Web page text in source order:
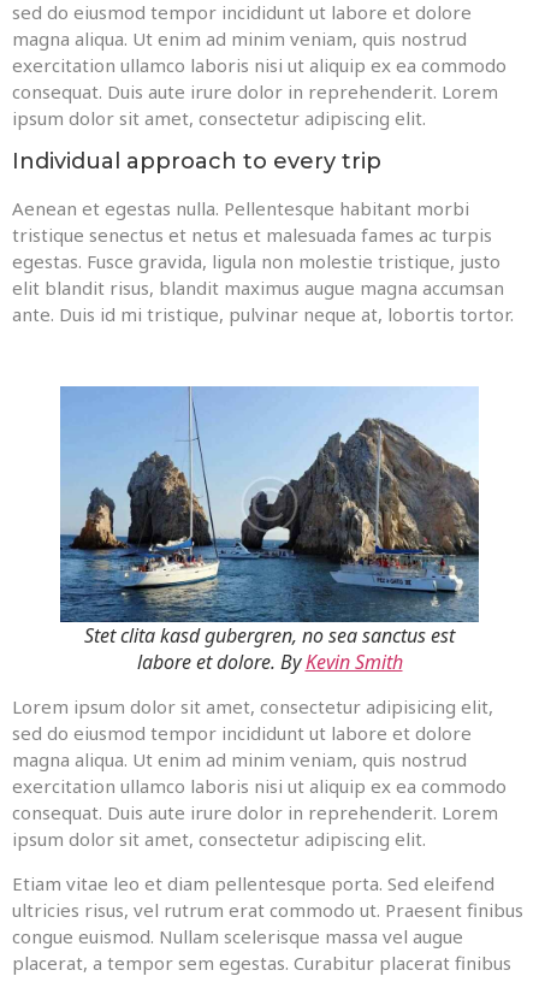
sed do eiusmod tempor incididunt ut labore et dolore
magna aliqua. Ut enim ad minim veniam, quis nostrud
exercitation ullamco laboris nisi ut aliquip ex ea commodo
consequat. Duis aute irure dolor in reprehenderit. Lorem
ipsum dolor sit amet, consectetur adipiscing elit.
Individual approach to every trip
Aenean et egestas nulla. Pellentesque habitant morbi
tristique senectus et netus et malesuada fames ac turpis
egestas. Fusce gravida, ligula non molestie tristique, justo
elit blandit risus, blandit maximus augue magna accumsan
ante. Duis id mi tristique, pulvinar neque at, lobortis tortor.
Stet clita kasd gubergren, no sea sanctus est
labore et dolore. ByKevin Smith
Lorem ipsum dolor sit amet, consectetur adipisicing elit,
sed do eiusmod tempor incididunt ut labore et dolore
magna aliqua. Ut enim ad minim veniam, quis nostrud
exercitation ullamco laboris nisi ut aliquip ex ea commodo
consequat. Duis aute irure dolor in reprehenderit. Lorem
ipsum dolor sit amet, consectetur adipiscing elit.
Etiam vitae leo et diam pellentesque porta. Sed eleifend
ultricies risus, vel rutrum erat commodo ut. Praesent finibus
congue euismod. Nullam scelerisque massa vel augue
placerat, a tempor sem egestas. Curabitur placerat finibus